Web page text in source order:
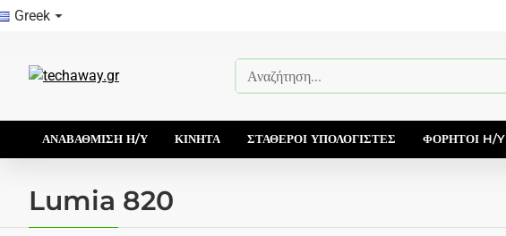
Greek
Αναζήτηση...
ΑΝΑΒΆΘΜΙΣΗ Η/Υ ΚΙΝΗΤΆ ΣΤΑΘΕΡΟΊ ΥΠΟΛΟΓΙΣΤΈΣ ΦΟΡΗΤΟΊ H/Y
Lumia 820